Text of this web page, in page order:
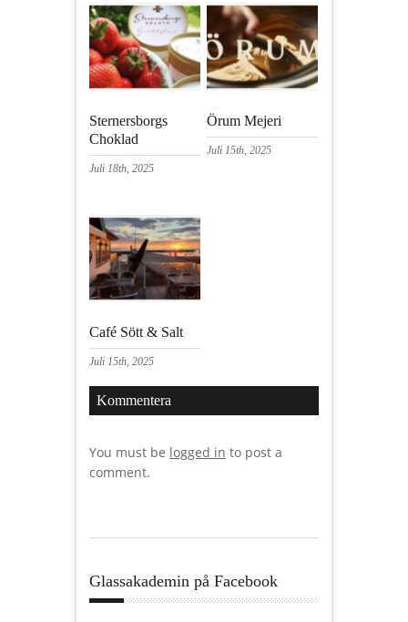
Sternersborgs
Choklad
Juli 18th, 2025
Örum Mejeri
Juli 15th, 2025
Café Sött & Salt
Juli 15th, 2025
Kommentera
You must be logged in to post a
comment.
Glassakademin på Facebook